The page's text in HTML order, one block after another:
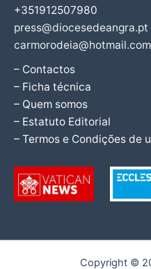
+351912507980
press@diocesedeangra.pt
carmorodeia@hotmail.com
– Contactos
– Ficha técnica
– Quem somos
– Estatuto Editorial
– Termos e Condições de
Copyright ©